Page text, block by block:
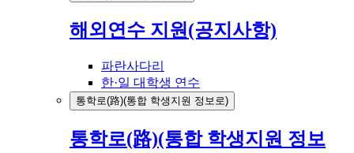
해외연수 지원(공지사항)
파란사다리
한·일 대학생 연수
통학로(路)(통합 학생지원 정보로)
통학로(路)(통합 학생지원 정보